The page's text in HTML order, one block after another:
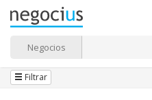
Negocios
Filtrar